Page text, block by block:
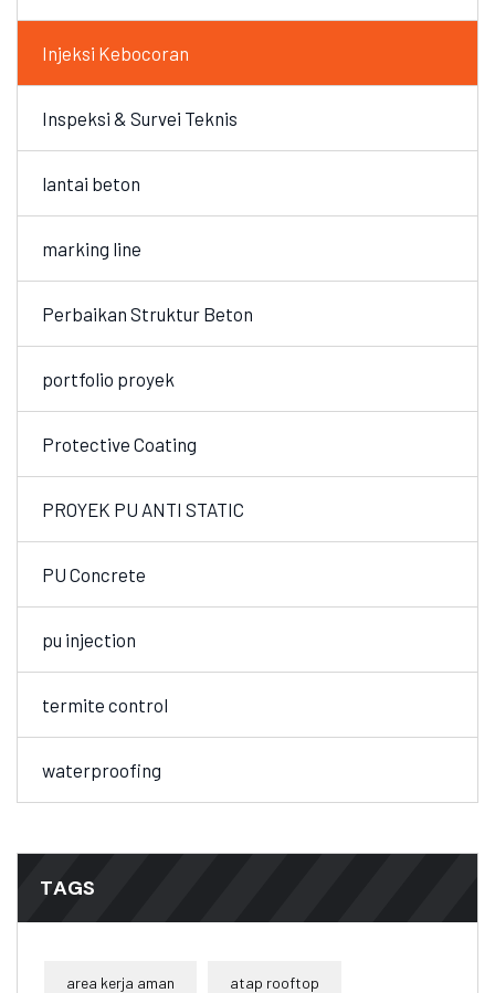
Injeksi Kebocoran
Inspeksi & Survei Teknis
lantai beton
marking line
Perbaikan Struktur Beton
portfolio proyek
Protective Coating
PROYEK PU ANTI STATIC
PU Concrete
pu injection
termite control
waterproofing
TAGS
area kerja aman atap rooftop